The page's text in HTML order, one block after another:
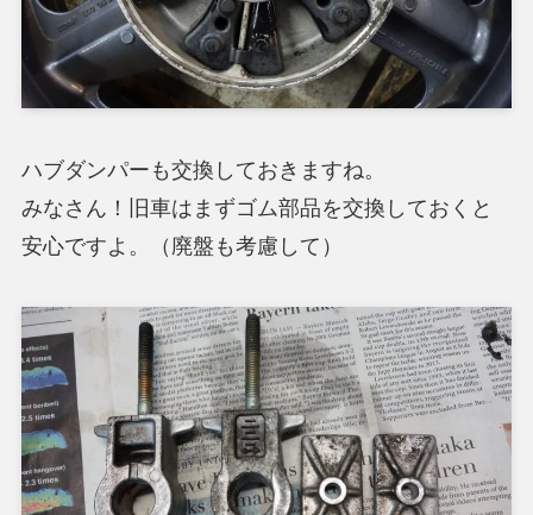
ハブダンパーも交換しておきますね。
みなさん！旧車はまずゴム部品を交換しておくと
安心ですよ。（廃盤も考慮して）